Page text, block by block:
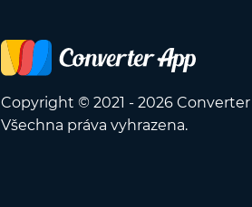
Copyright © 2021 - 2026 Converter
Všechna práva vyhrazena.